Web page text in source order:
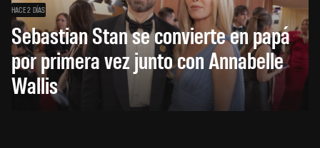
HACE 2 DÍAS
Sebastian Stan se convierte en papá
por primera vez junto con Annabelle
Wallis